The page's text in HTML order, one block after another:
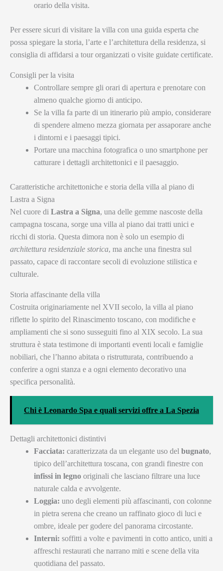
orario della visita.
Per essere sicuri di visitare la villa con una guida esperta che
possa spiegare la storia, l’arte e l’architettura della residenza, si
consiglia di affidarsi a tour organizzati o visite guidate certificate.
Consigli per la visita
Controllare sempre gli orari di apertura e prenotare con
almeno qualche giorno di anticipo.
Se la villa fa parte di un itinerario più ampio, considerare
di spendere almeno mezza giornata per assaporare anche
i dintorni e i paesaggi tipici.
Portare una macchina fotografica o uno smartphone per
catturare i dettagli architettonici e il paesaggio.
Caratteristiche architettoniche e storia della villa al piano di
Lastra a Signa
Nel cuore di Lastra a Signa, una delle gemme nascoste della
campagna toscana, sorge una villa al piano dai tratti unici e
ricchi di storia. Questa dimora non è solo un esempio di
architettura residenziale storica, ma anche una finestra sul
passato, capace di raccontare secoli di evoluzione stilistica e
culturale.
Storia affascinante della villa
Costruita originariamente nel XVII secolo, la villa al piano
riflette lo spirito del Rinascimento toscano, con modifiche e
ampliamenti che si sono susseguiti fino al XIX secolo. La sua
struttura è stata testimone di importanti eventi locali e famiglie
nobiliari, che l’hanno abitata o ristrutturata, contribuendo a
conferire a ogni stanza e a ogni elemento decorativo una
specifica personalità.
Chi è Leonardo Spa e quali servizi offre a La Spezia
Dettagli architettonici distintivi
Facciata: caratterizzata da un elegante uso del bugnato,
tipico dell’architettura toscana, con grandi finestre con
infissi in legno originali che lasciano filtrare una luce
naturale calda e avvolgente.
Loggia: uno degli elementi più affascinanti, con colonne
in pietra serena che creano un raffinato gioco di luci e
ombre, ideale per godere del panorama circostante.
Interni: soffitti a volte e pavimenti in cotto antico, uniti a
affreschi restaurati che narrano miti e scene della vita
quotidiana del passato.